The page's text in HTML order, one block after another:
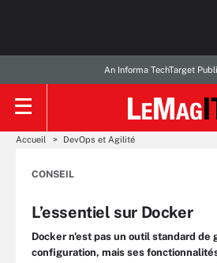
An Informa TechTarget
Accueil DevOps et Agilité
CONSEIL
L’essentiel sur Docker
Docker n'est pas un outil standard de
configuration, mais ses